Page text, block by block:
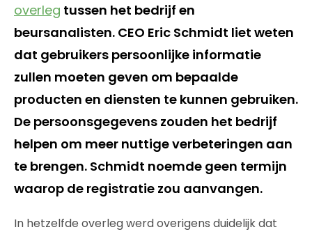
overleg tussen het bedrijf en
beursanalisten. CEO Eric Schmidt liet weten
dat gebruikers persoonlijke informatie
zullen moeten geven om bepaalde
producten en diensten te kunnen gebruiken.
De persoonsgegevens zouden het bedrijf
helpen om meer nuttige verbeteringen aan
te brengen. Schmidt noemde geen termijn
waarop de registratie zou aanvangen.
In hetzelfde overleg werd overigens duidelijk dat